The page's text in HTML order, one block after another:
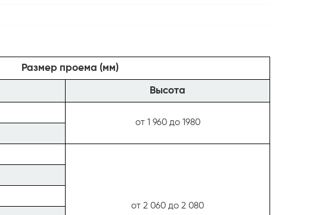
Размер проема (мм)
Высота
от 1 960 до 1980
от 2 060 до 2 080